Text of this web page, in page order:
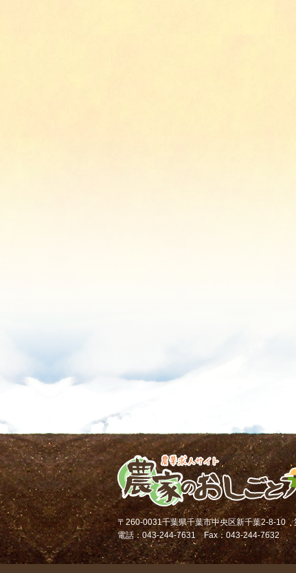
〒260-0031千葉県千葉市中央区新千葉2-8-10
電話：043-244-7631 Fax：043-244-7632